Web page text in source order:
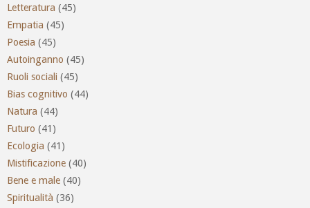
Letteratura (45)
Empatia (45)
Poesia (45)
Autoinganno (45)
Ruoli sociali (45)
Bias cognitivo (44)
Natura (44)
Futuro (41)
Ecologia (41)
Mistificazione (40)
Bene e male (40)
Spiritualità (36)